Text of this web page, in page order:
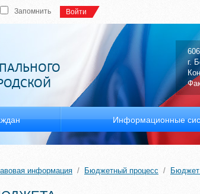
информация / Бюджетный процесс / Бюджет
Запомнить Войти
г.
Информационные